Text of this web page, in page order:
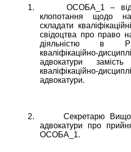
1.
ОСОБА_1 –
клопотання щодо
складати
свідоцтва про право
діяльністю в
кваліфікаційно-
адвокатури замість
кваліфікаційно-
адвокатури.
2.
Секретарю Вищої
адвокатури про
ОСОБА_1.